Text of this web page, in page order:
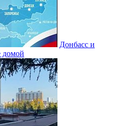
Донбасс и
домой